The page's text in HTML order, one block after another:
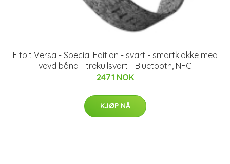
Fitbit Versa - Special Edition - svart - smartklokke med
vevd bånd - trekullsvart - Bluetooth, NFC
2471 NOK
KJØP NÅ